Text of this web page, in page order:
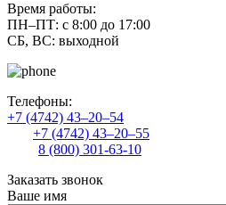
Время работы:
ПН–ПТ: с 8:00 до 17:00
СБ, ВС: выходной
Телефоны:
+7 (4742) 43–20–54
+7 (4742) 43–20–55
8 (800) 301-63-10
Заказать звонок
Ваше имя